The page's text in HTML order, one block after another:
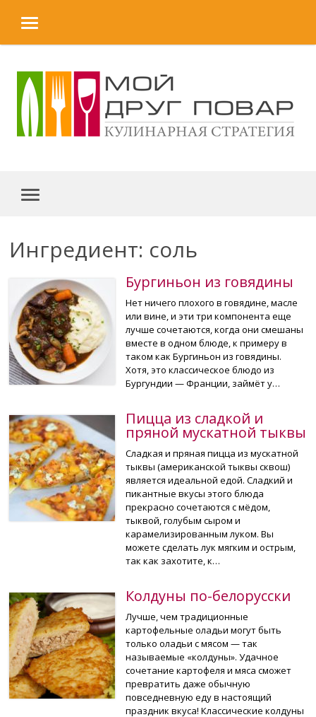
MENU
MENU
Ингредиент: соль
Бургиньон из говядины
Нет ничего плохого в говядине, масле
или вине, и эти три компонента еще
лучше сочетаются, когда они смешаны
вместе в одном блюде, к примеру в
таком как Бургиньон из говядины.
Хотя, это классическое блюдо из
Бургундии — Франции, займёт у…
Пицца из сладкой и
пряной мускатной тыквы
Сладкая и пряная пицца из мускатной
тыквы (американской тыквы сквош)
является идеальной едой. Сладкий и
пикантные вкусы этого блюда
прекрасно сочетаются с мёдом,
тыквой, голубым сыром и
карамелизированным луком. Вы
можете сделать лук мягким и острым,
так как захотите, к…
Колдуны по-белорусски
Лучше, чем традиционные
картофельные оладьи могут быть
только оладьи с мясом — так
называемые «колдуны». Удачное
сочетание картофеля и мяса сможет
превратить даже обычную
повседневную еду в настоящий
праздник вкуса! Классические колдуны